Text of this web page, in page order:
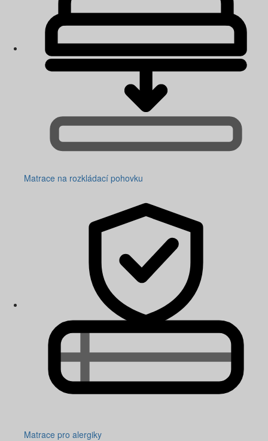
Matrace na rozkládací pohovku
Matrace pro alergiky